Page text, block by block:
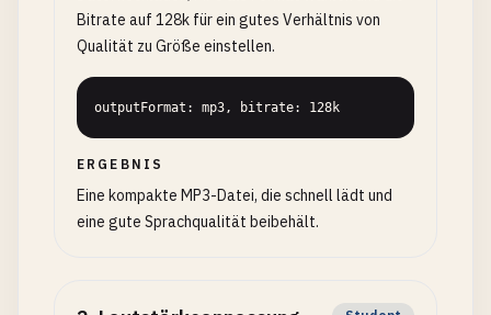
Bitrate auf 128k für ein gutes Verhältnis von
Qualität zu Größe einstellen.
outputFormat: mp3, bitrate: 128k
ERGEBNIS
Eine kompakte MP3-Datei, die schnell lädt und
eine gute Sprachqualität beibehält.